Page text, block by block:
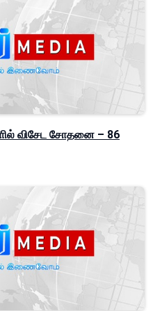
விசேட சோதனை – 86